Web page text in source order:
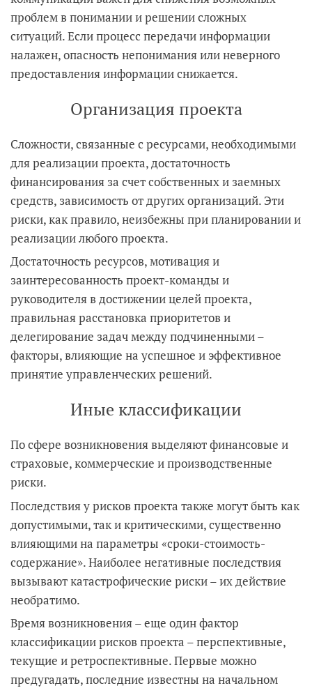
проблем в понимании и решении сложных
ситуаций. Если процесс передачи информации
налажен, опасность непонимания или неверного
предоставления информации снижается.
Организация проекта
Сложности, связанные с ресурсами, необходимыми
для реализации проекта, достаточность
финансирования за счет собственных и заемных
средств, зависимость от других организаций. Эти
риски, как правило, неизбежны при планировании и
реализации любого проекта.
Достаточность ресурсов, мотивация и
заинтересованность проект-команды и
руководителя в достижении целей проекта,
правильная расстановка приоритетов и
делегирование задач между подчиненными –
факторы, влияющие на успешное и эффективное
принятие управленческих решений.
Иные классификации
По сфере возникновения выделяют финансовые и
страховые, коммерческие и производственные
риски.
Последствия у рисков проекта также могут быть как
допустимыми, так и критическими, существенно
влияющими на параметры «сроки-стоимость-
содержание». Наиболее негативные последствия
вызывают катастрофические риски – их действие
необратимо.
Время возникновения – еще один фактор
классификации рисков проекта – перспективные,
текущие и ретроспективные. Первые можно
предугадать, последние известны на начальном